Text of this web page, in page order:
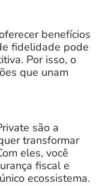
benefícios
fidelidade pode
Por isso, o
que unam
são a
transformar
eles, você
fiscal e
ecossistema.